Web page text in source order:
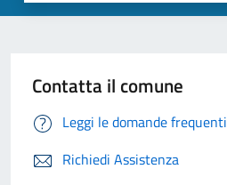
Contatta il comune
Leggi le domande frequenti
Richiedi Assistenza